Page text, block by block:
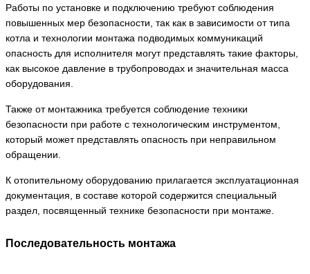
Работы по установке и подключению требуют соблюдения
повышенных мер безопасности, так как в зависимости от типа
котла и технологии монтажа подводимых коммуникаций
опасность для исполнителя могут представлять такие факторы,
как высокое давление в трубопроводах и значительная масса
оборудования.
Также от монтажника требуется соблюдение техники
безопасности при работе с технологическим инструментом,
который может представлять опасность при неправильном
обращении.
К отопительному оборудованию прилагается эксплуатационная
документация, в составе которой содержится специальный
раздел, посвященный технике безопасности при монтаже.
Последовательность монтажа